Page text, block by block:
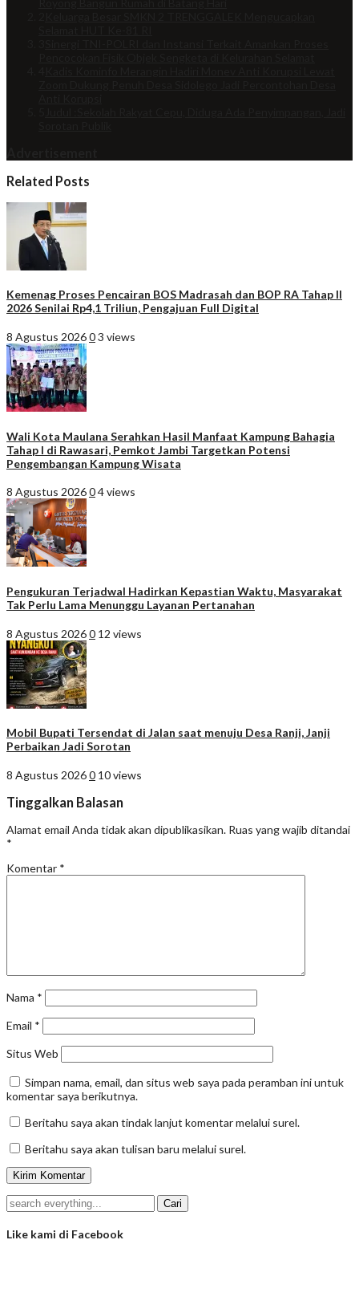
Related Posts
Kemenag Proses Pencairan BOS Madrasah dan BOP RA Tahap II
2026 Senilai Rp4,1 Triliun, Pengajuan Full Digital
8 Agustus 202603 views
Wali Kota Maulana Serahkan Hasil Manfaat Kampung Bahagia
Tahap I di Rawasari, Pemkot Jambi Targetkan Potensi
Pengembangan Kampung Wisata
8 Agustus 202604 views
Pengukuran Terjadwal Hadirkan Kepastian Waktu, Masyarakat
Tak Perlu Lama Menunggu Layanan Pertanahan
8 Agustus 20260 12 views
Mobil Bupati Tersendat di Jalan saat menuju Desa Ranji, Janji
Perbaikan Jadi Sorotan
8 Agustus 20260 10 views
Tinggalkan Balasan
Alamat email Anda tidak akan dipublikasikan. Ruas yang wajib ditandai
*
Komentar *
Nama *
Email *
Situs Web
Simpan nama, email, dan situs web saya pada peramban ini untuk
komentar saya berikutnya.
Beritahu saya akan tindak lanjut komentar melalui surel.
Beritahu saya akan tulisan baru melalui surel.
Like kami di Facebook